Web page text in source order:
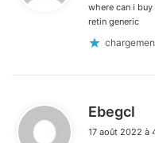
:
where can i
retin generic
Ebegcl
t
17 août 2022 à